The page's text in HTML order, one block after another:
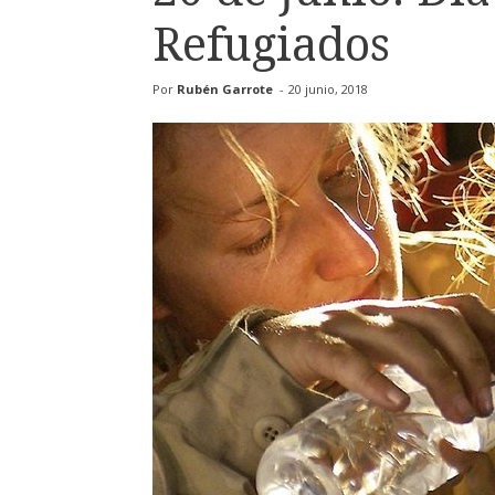
Refugiados
Por Rubén Garrote - 20 junio, 2018